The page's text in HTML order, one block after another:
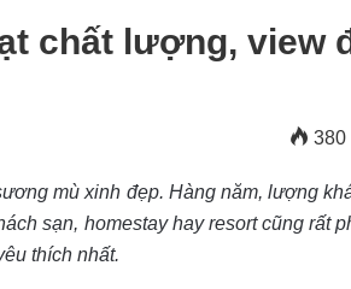
chất lượng, view
380
mù xinh đẹp. Hàng năm, lượng
sạn, homestay hay resort cũng rất
thích nhất.